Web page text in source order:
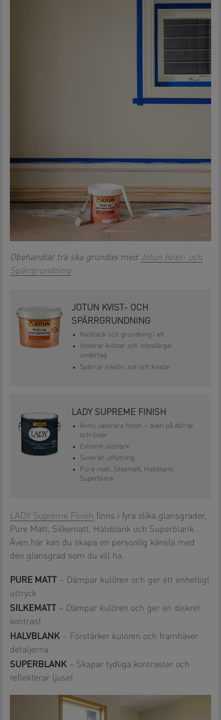
Obehandlat trä ska grundas med Jotun Kvist- och
Spärrgrundning.
JOTUN KVIST- OCH
SPÄRRGRUNDNING
Kvistlack och grundning i ett
Isolerar kvistar och missfärgat
underlag
Spärrar nikotin, sot och kvistar
LADY SUPREME FINISH
Ännu vackrare finish – även på dörrar
och lister
Extremt slitstark
Suverän utflytning
Pure matt, Silkematt, Halvblank,
Superblank
LADY Supreme Finish finns i fyra olika glansgrader,
Pure Matt, Silkematt, Halvblank och Superblank.
Även här kan du skapa en personlig känsla med
den glansgrad som du vill ha.
PURE MATT – Dämpar kulören och ger ett enhetligt
uttryck
SILKEMATT – Dämpar kulören och ger en diskret
kontrast
HALVBLANK – Förstärker kulören och framhäver
detaljerna
SUPERBLANK – Skapar tydliga kontraster och
reflekterar ljuset